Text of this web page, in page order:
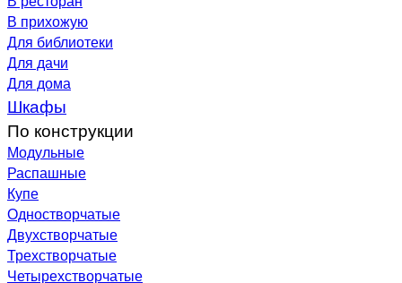
В прихожую
Для библиотеки
Для дачи
Для дома
Шкафы
По конструкции
Модульные
Распашные
Купе
Одностворчатые
Двухстворчатые
Трехстворчатые
Четырехстворчатые